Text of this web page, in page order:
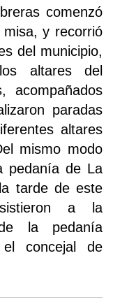
comenzó
y recorrió
del municipio,
altares del
acompañados
paradas
altares
mismo modo
pedanía de La
tarde de este
a la
la pedanía
el concejal de